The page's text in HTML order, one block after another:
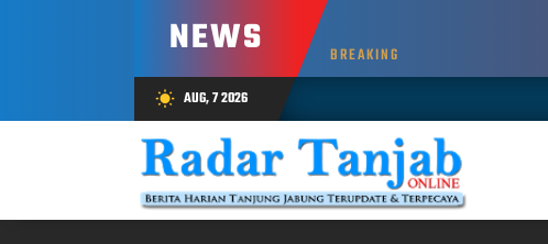
NEWS BREAKING
wb_sunny AUG, 7 2026